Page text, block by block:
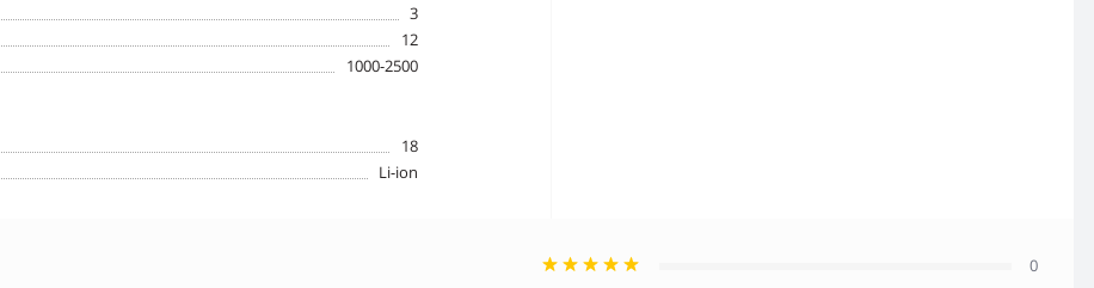
3
12
1000-2500
18
Li-ion
0